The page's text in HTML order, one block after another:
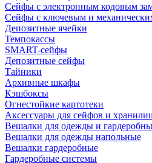
Сейфы с электронным кодовым
Сейфы с ключевым и
Депозитные ячейки
Темпокассы
SMART-сейфы
Депозитные сейфы
Тайники
Архивные шкафы
Кэшбоксы
Огнестойкие картотеки
Аксессуары для сейфов и
Вешалки для одежды и
Вешалки для одежды напольные
Вешалки гардеробные
Гардеробные системы